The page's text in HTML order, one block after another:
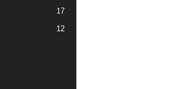
17
12